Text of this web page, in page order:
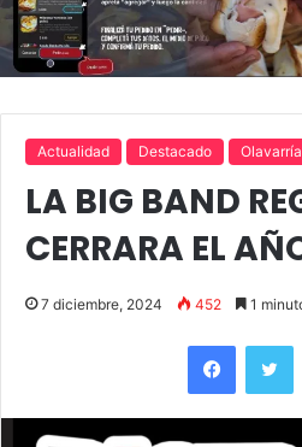
Actualidad Destacado Olavarría
LA BIG BAND
CERRARA EL
7 diciembre, 2024 452 1